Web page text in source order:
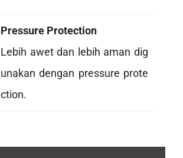
Pressure Protection
Lebih awet dan lebih aman dig
unakan dengan pressure prote
ction.